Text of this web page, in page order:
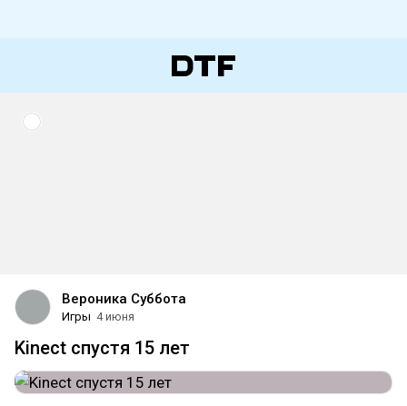
Вероника Суббота
Игры 4 июня
Kinect спустя 15 лет